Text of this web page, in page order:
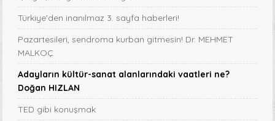
Türkiye'den inanılmaz 3. sayfa haberleri!
Pazartesileri, sendroma kurban gitmesin! Dr. MEHMET
MALKOÇ
Adayların kültür-sanat alanlarındaki vaatleri ne?
Doğan HIZLAN
TED gibi konuşmak